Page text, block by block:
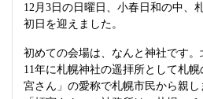
12月3日の日曜日、小春日和の中、
初日を迎えました。
初めての会場は、なんと神社です
11年に札幌神社の遥拝所として札
宮さん」の愛称で札幌市民から親